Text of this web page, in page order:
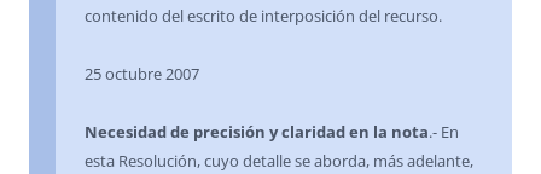
contenido del escrito de interposición del recurso.
25 octubre 2007
Necesidad de precisión y claridad en la nota.- En
esta Resolución, cuyo detalle se aborda, más adelante,